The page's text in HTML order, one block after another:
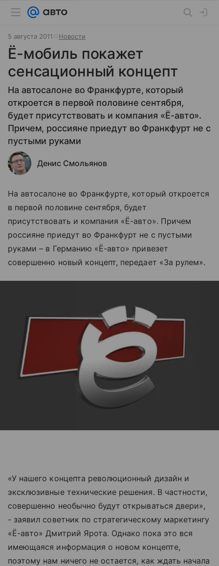
5 августа 2011 Новости
Ё-мобиль покажет
сенсационный концепт
На автосалоне во Франкфурте, который
откроется в первой половине сентября,
будет присутствовать и компания «Ё-авто».
Причем, россияне приедут во Франкфурт не с
пустыми руками
Денис Смольянов
На автосалоне во Франкфурте, который откроется
в первой половине сентября, будет
присутствовать и компания «Ё-авто». Причем
россияне приедут во Франкфурт не с пустыми
руками – в Германию «Ё-авто» привезет
совершенно новый концепт, передает «За рулем».
«У нашего концепта революционный дизайн и
эксклюзивные технические решения. В частности,
совершенно необычно будут открываться двери»,
- заявил советник по стратегическому маркетингу
«Ё-авто» Дмитрий Ярота. Однако пока это вся
имеющаяся информация о новом концепте,
поэтому нам ничего не остается, как ждать начала